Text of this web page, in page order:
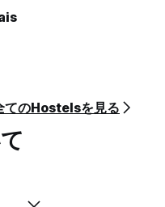
てのHostelsを見る